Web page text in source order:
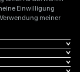
Einwilligung
meiner